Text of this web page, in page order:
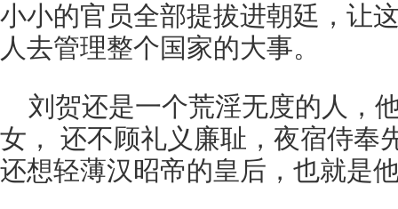
小小的官员全部提拔进朝廷，让
人去管理整个国家的大事。
刘贺还是一个荒淫无度的人，
女， 还不顾礼义廉耻，夜宿侍奉
还想轻薄汉昭帝的皇后，也就是